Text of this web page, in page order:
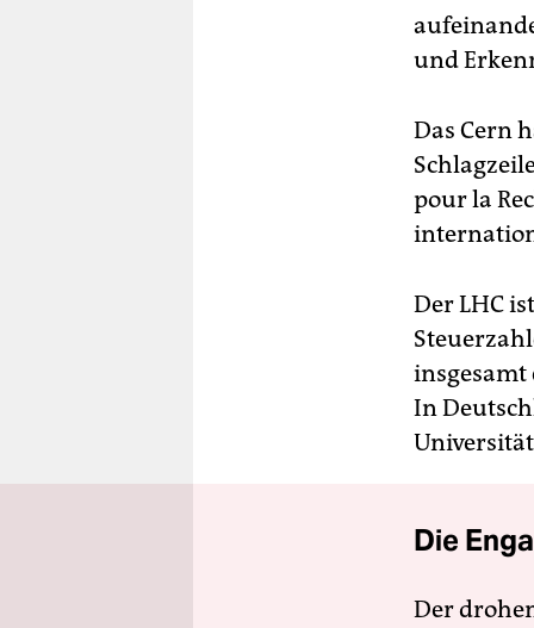
und
Das Cern
pour la
Der LHC
In
Die
Der